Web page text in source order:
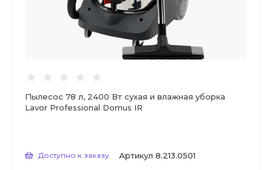
Пылесос 78 л, 2400 Вт сухая и влажная уборка
Lavor Professional Domus IR
Доступно к заказу Артикул 8.213.0501